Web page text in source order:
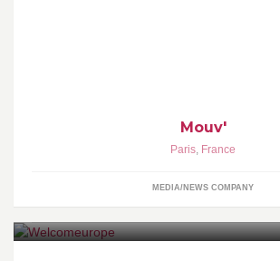
Mouv'
Paris, France
MEDIA/NEWS COMPANY